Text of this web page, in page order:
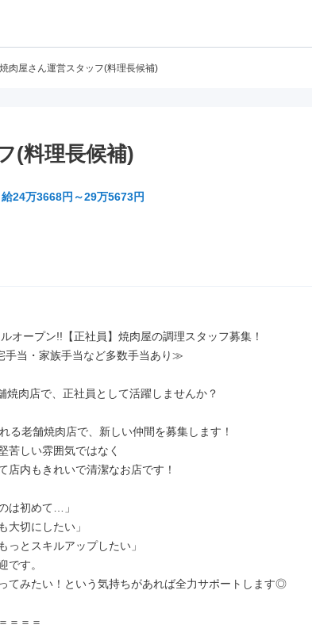
焼肉屋さん運営スタッフ(料理長候補)
(料理長候補)
給24万3668円～29万5673円
オープン!!【正社員】焼肉屋の調理スタッフ募集！
焼肉店で、正社員として活躍しませんか？
る老舗焼肉店で、新しい仲間を募集します！
苦しい雰囲気ではなく
店内もきれいで清潔なお店です！
は初めて…」
大切にしたい」
っとスキルアップしたい」
です。
てみたい！という気持ちがあれば全力サポートします◎
＝＝＝